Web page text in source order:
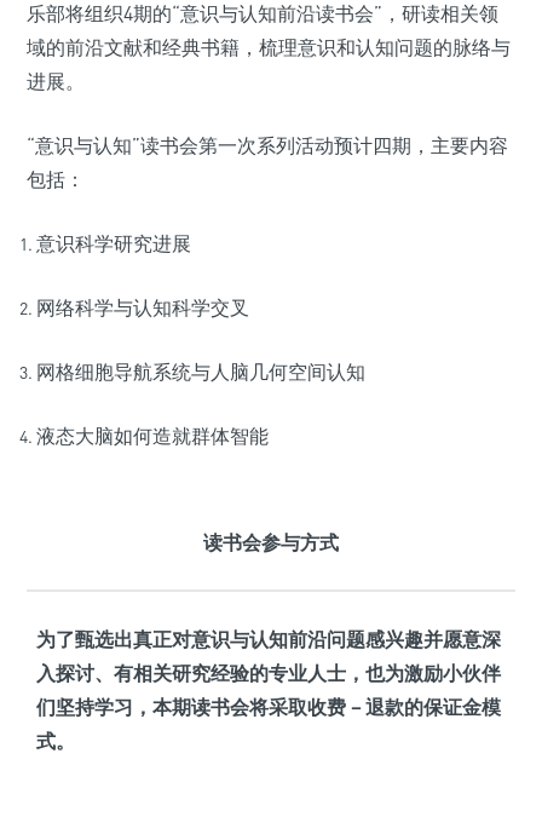
乐部将组织4期的“意识与认知前沿读书会”，研读相关领
域的前沿文献和经典书籍，梳理意识和认知问题的脉络与
进展。
“意识与认知”读书会第一次系列活动预计四期，主要内容
包括：
意识科学研究进展
网络科学与认知科学交叉
网格细胞导航系统与人脑几何空间认知
液态大脑如何造就群体智能
读书会参与方式
为了甄选出真正对意识与认知前沿问题感兴趣并愿意深
入探讨、有相关研究经验的专业人士，也为激励小伙伴
们坚持学习，本期读书会将采取收费 – 退款的保证金模
式。